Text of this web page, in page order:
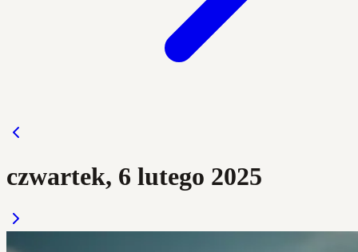
czwartek, 6 lutego 2025